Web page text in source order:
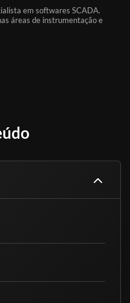
em softwares SCADA.
áreas de instrumentação e